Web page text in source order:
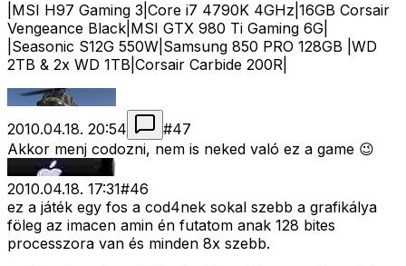
|MSI H97 Gaming 3|Core i7 4790K 4GHz|16GB Corsair
Vengeance Black|MSI GTX 980 Ti Gaming 6G|
|Seasonic S12G 550W|Samsung 850 PRO 128GB |WD
2TB & 2x WD 1TB|Corsair Carbide 200R|
2010.04.18. 20:54 #47
Akkor menj codozni, nem is neked való ez a game 😉
2010.04.18. 17:31#46
ez a játék egy fos a cod4nek sokal szebb a grafikálya
föleg az imacen amin én futatom anak 128 bites
processzora van és minden 8x szebb.